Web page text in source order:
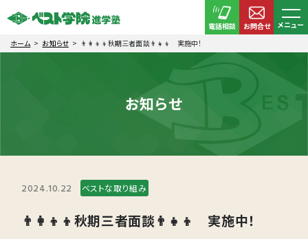
電話相談 お問合せ
メニュー
ホーム
お知らせ 👨‍👩‍👦‍👦秋期三者面談👨‍👧‍👦 実施中！
お知らせ
2024.10.22 ベストな取り組み
👨‍👩‍👦‍👦秋期三者面談👨‍👧‍👦 実施中！